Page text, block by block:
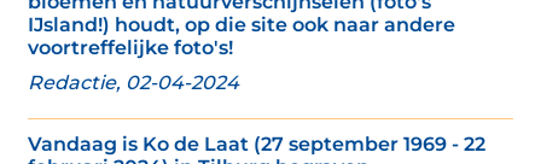
IJsland!) houdt, op die site ook naar andere
voortreffelijke foto's!
Redactie, 02-04-2024
Vandaag is Ko de Laat (27 september 1969 - 22